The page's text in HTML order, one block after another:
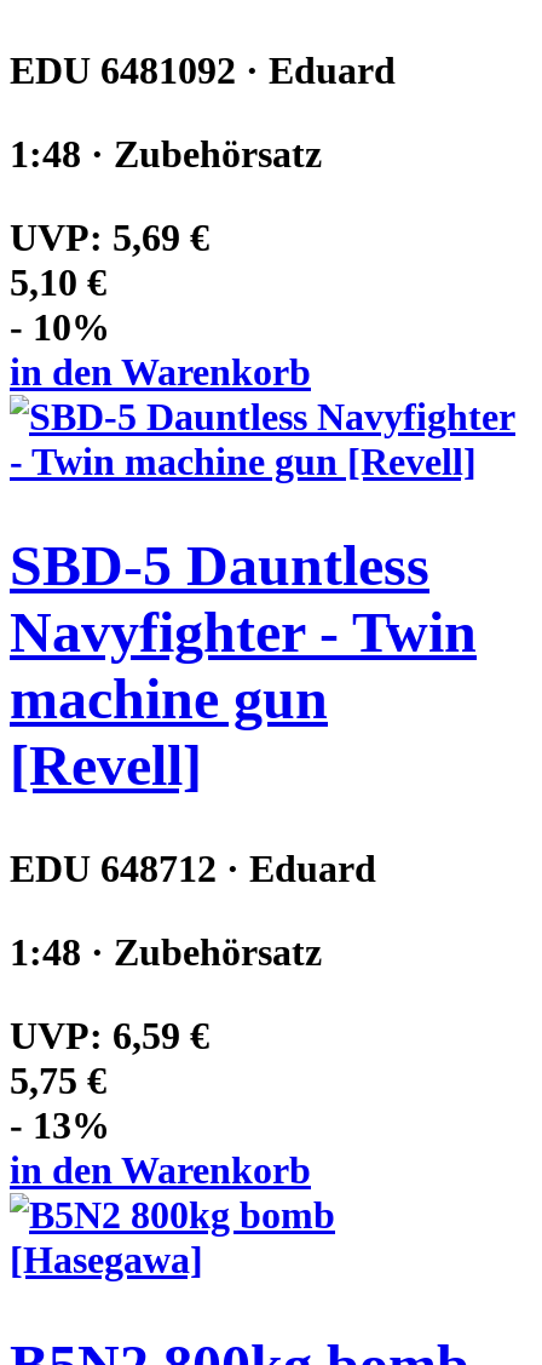
EDU 6481092 · Eduard
1:48 · Zubehörsatz
UVP: 5,69 €
5,10 €
- 10%
in den Warenkorb
SBD-5 Dauntless
Navyfighter - Twin
machine gun
[Revell]
EDU 648712 · Eduard
1:48 · Zubehörsatz
UVP: 6,59 €
5,75 €
- 13%
in den Warenkorb